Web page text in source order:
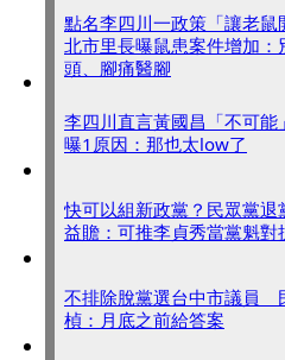
點名李四川一政策「讓老
北市里長曝鼠患案件增加：
頭、腳痛醫腳
李四川直言黃國昌「不可
曝1原因：那也太low了
快可以組新政黨？民眾黨
益贍：可推李貞秀當黨魁對
不排除脫黨選台中市議員
楨：月底之前給答案